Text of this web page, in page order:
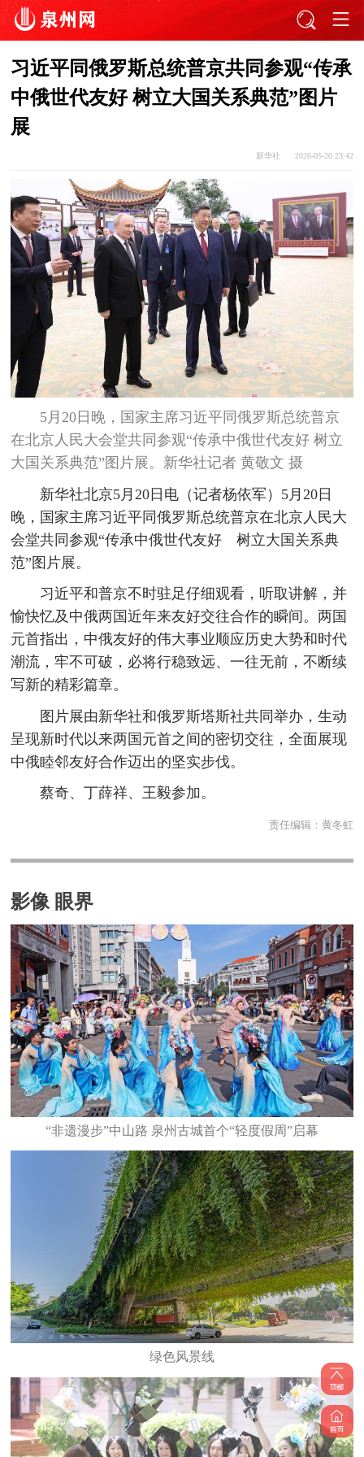
习近平同俄罗斯总统普京共同参观“传承
中俄世代友好 树立大国关系典范”图片
展
新华社 2026-05-20 23:42
5月20日晚，国家主席习近平同俄罗斯总统普京
在北京人民大会堂共同参观“传承中俄世代友好 树立
大国关系典范”图片展。新华社记者 黄敬文 摄
新华社北京5月20日电（记者杨依军）5月20日
晚，国家主席习近平同俄罗斯总统普京在北京人民大
会堂共同参观“传承中俄世代友好 树立大国关系典
范”图片展。
习近平和普京不时驻足仔细观看，听取讲解，并
愉快忆及中俄两国近年来友好交往合作的瞬间。两国
元首指出，中俄友好的伟大事业顺应历史大势和时代
潮流，牢不可破，必将行稳致远、一往无前，不断续
写新的精彩篇章。
图片展由新华社和俄罗斯塔斯社共同举办，生动
呈现新时代以来两国元首之间的密切交往，全面展现
中俄睦邻友好合作迈出的坚实步伐。
蔡奇、丁薛祥、王毅参加。
责任编辑： 黄冬虹
影像 眼界
“非遗漫步”中山路 泉州古城首个“轻度假周”启幕
绿色风景线